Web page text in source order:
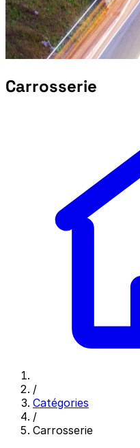
Carrosserie
/
Catégories
/
Carrosserie